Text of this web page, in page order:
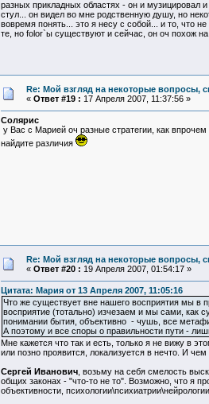
разных прикладных областях - он и музицировал
стул... он видел во мне родственную душу, но
вовремя понять... это я несу с собой... и то, что
те, но folor`ы существуют и сейчас, он оч похож на
Re: Мой взгляд на некоторые вопросы,
« Ответ #19 : 17 Апреля 2007, 11:37:56 »
Солярис
у Вас с Марией оч разные стратегии, как впрочем
найдите различия
Re: Мой взгляд на некоторые вопросы,
« Ответ #20 : 19 Апреля 2007, 01:54:17 »
Цитата: Мария от 13 Апреля 2007, 11:05:16
Что же существует вне нашего восприятия мы в
восприятие (тотально) изчезаем и мы сами, как
понимании бытия, объективно - чушь, все
А поэтому и все споры о правильности пути -
Мне кажется что так и есть, только я не вижу в
или позно проявится, локализуется в нечто. И
Сергей Иванович, возьму на себя смелость
общих законах - "что-то не то". Возможно, что я
объективности,